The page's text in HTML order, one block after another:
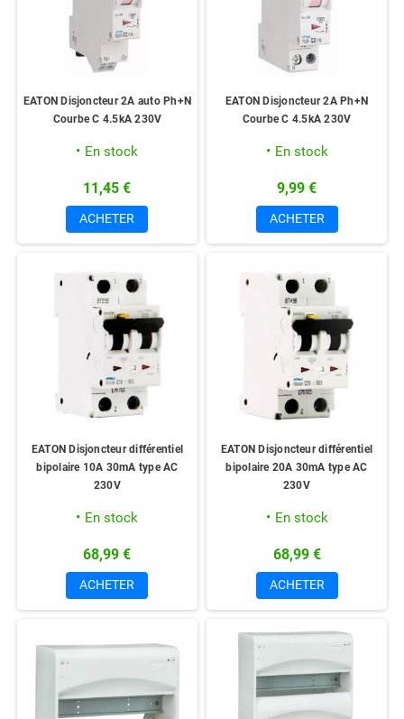
EATON Disjoncteur 2A auto Ph+N
Courbe C 4.5kA 230V
En stock
11,45 €
ACHETER
EATON Disjoncteur 2A Ph+N
Courbe C 4.5kA 230V
En stock
9,99 €
ACHETER
EATON Disjoncteur différentiel
bipolaire 10A 30mA type AC
230V
En stock
68,99 €
ACHETER
EATON Disjoncteur différentiel
bipolaire 20A 30mA type AC
230V
En stock
68,99 €
ACHETER